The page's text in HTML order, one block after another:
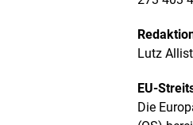
Lutz
EU-
Die